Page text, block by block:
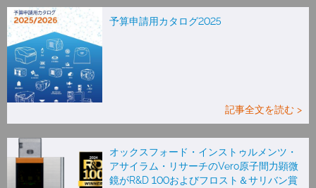
予算申請用カタログ2025
記事全文を読む >
オックスフォード・インストゥルメンツ・
アサイラム・リサーチのVero原子間力顕微
鏡がR&D 100およびフロスト＆サリバン賞